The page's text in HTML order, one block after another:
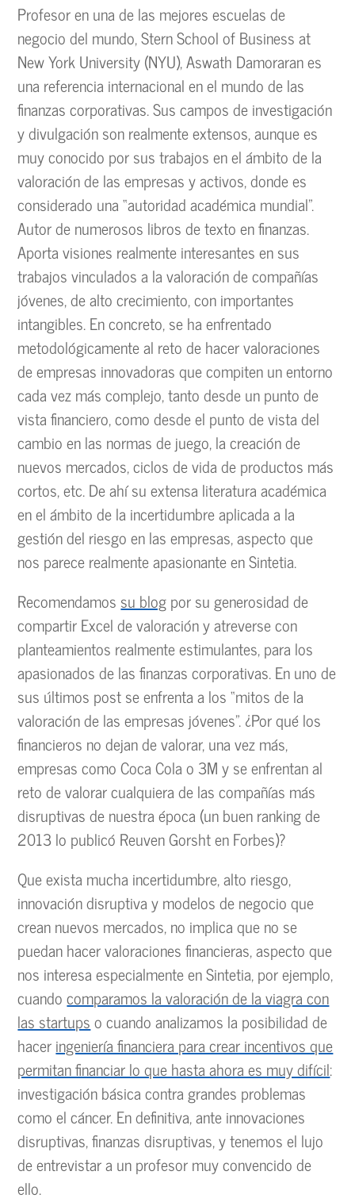
Profesor en una de las mejores escuelas de
negocio del mundo, Stern School of Business at
New York University (NYU), Aswath Damoraran es
una referencia internacional en el mundo de las
finanzas corporativas. Sus campos de investigación
y divulgación son realmente extensos, aunque es
muy conocido por sus trabajos en el ámbito de la
valoración de las empresas y activos, donde es
considerado una “autoridad académica mundial”.
Autor de numerosos libros de texto en finanzas.
Aporta visiones realmente interesantes en sus
trabajos vinculados a la valoración de compañías
jóvenes, de alto crecimiento, con importantes
intangibles. En concreto, se ha enfrentado
metodológicamente al reto de hacer valoraciones
de empresas innovadoras que compiten un entorno
cada vez más complejo, tanto desde un punto de
vista financiero, como desde el punto de vista del
cambio en las normas de juego, la creación de
nuevos mercados, ciclos de vida de productos más
cortos, etc. De ahí su extensa literatura académica
en el ámbito de la incertidumbre aplicada a la
gestión del riesgo en las empresas, aspecto que
nos parece realmente apasionante en Sintetia.
Recomendamos su blogpor su generosidad de
compartir Excel de valoración y atreverse con
planteamientos realmente estimulantes, para los
apasionados de las finanzas corporativas. En uno de
sus últimos post se enfrenta a los “mitos de la
valoración de las empresas jóvenes”. ¿Por qué los
financieros no dejan de valorar, una vez más,
empresas como Coca Cola o 3M y se enfrentan al
reto de valorar cualquiera de las compañías más
disruptivas de nuestra época (un buen ranking de
2013 lo publicó Reuven Gorsht en Forbes)?
Que exista mucha incertidumbre, alto riesgo,
innovación disruptiva y modelos de negocio que
crean nuevos mercados, no implica que no se
puedan hacer valoraciones financieras, aspecto que
nos interesa especialmente en Sintetia, por ejemplo,
cuandocomparamos la valoración de la viagra con
las startupso cuando analizamos la posibilidad de
haceringeniería financiera para crear incentivos que
permitan financiar lo que hasta ahora es muy difícil:
investigación básica contra grandes problemas
como el cáncer. En definitiva, ante innovaciones
disruptivas, finanzas disruptivas, y tenemos el lujo
de entrevistar a un profesor muy convencido de
ello.